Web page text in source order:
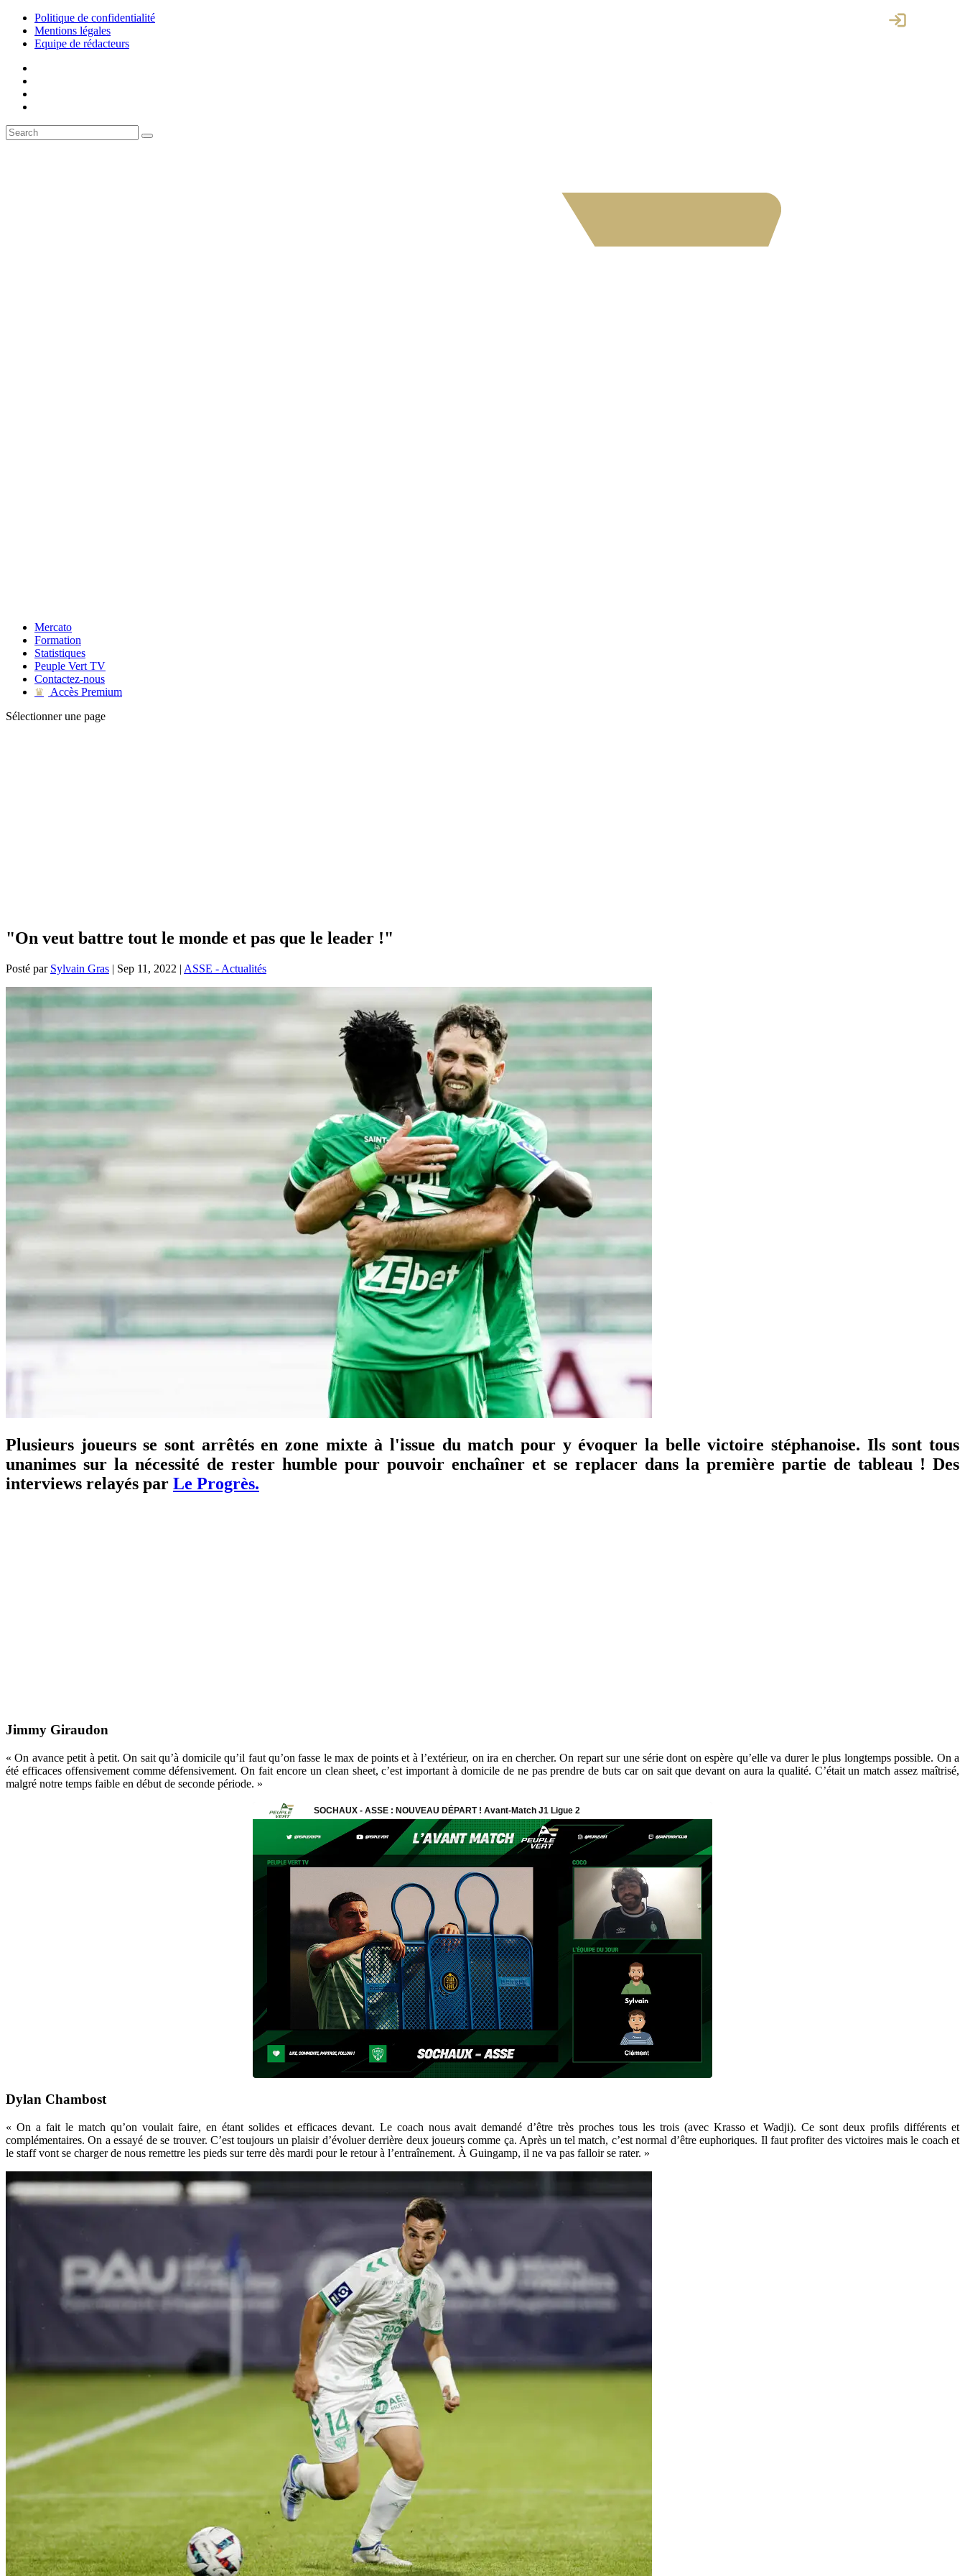
Politique de confidentialité
Mentions légales
Equipe de rédacteurs
Mercato
Formation
Statistiques
Peuple Vert TV
Contactez-nous
♛
Accès Premium
Sélectionner une page
"On veut battre tout le monde et pas que le leader !"
Posté par Sylvain Gras | Sep 11, 2022 | ASSE - Actualités
Plusieurs joueurs se sont arrêtés en zone mixte à l'issue du match pour y évoquer la belle victoire stéphanoise. Ils sont tous
unanimes sur la nécessité de rester humble pour pouvoir enchaîner et se replacer dans la première partie de tableau ! Des
interviews relayés par Le Progrès.
Jimmy Giraudon
« On avance petit à petit. On sait qu’à domicile qu’il faut qu’on fasse le max de points et à l’extérieur, on ira en chercher. On repart sur une série dont on espère qu’elle va durer le plus longtemps possible. On a
été efficaces offensivement comme défensivement. On fait encore un clean sheet, c’est important à domicile de ne pas prendre de buts car on sait que devant on aura la qualité. C’était un match assez maîtrisé,
malgré notre temps faible en début de seconde période. »
Dylan Chambost
« On a fait le match qu’on voulait faire, en étant solides et efficaces devant. Le coach nous avait demandé d’être très proches tous les trois (avec Krasso et Wadji). Ce sont deux profils différents et
complémentaires. On a essayé de se trouver. C’est toujours un plaisir d’évoluer derrière deux joueurs comme ça. Après un tel match, c’est normal d’être euphoriques. Il faut profiter des victoires mais le coach et
le staff vont se charger de nous remettre les pieds sur terre dès mardi pour le retour à l’entraînement. À Guingamp, il ne va pas falloir se rater. »